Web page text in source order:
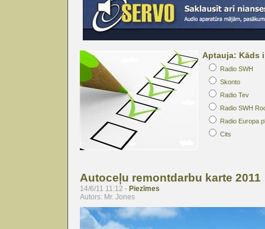
Aptauja: Kāds
Radio SWH
Skonto
Radio Tev
Radio SWH
Radio Europa
Cits
Autoceļu remontdarbu karte 2011
14/6/11 11:12 - Piezīmes
Autors: Mr. Jones